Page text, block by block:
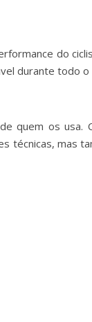
do
durante todo o
quem os usa.
técnicas, mas